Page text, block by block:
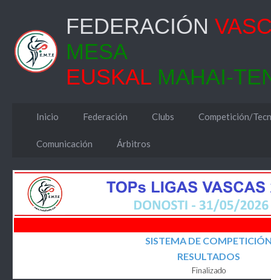
FEDERACIÓN
MESA
EUSKAL MAHAI-
Inicio Federación Clubs Competición/
Comunicación Árbitros
SISTEMA DE
RESULTADOS
Finalizado